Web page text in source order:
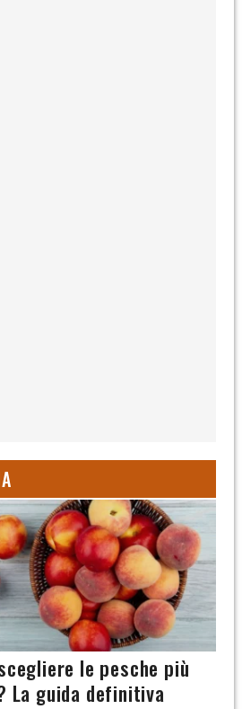
le pesche più
La guida definitiva